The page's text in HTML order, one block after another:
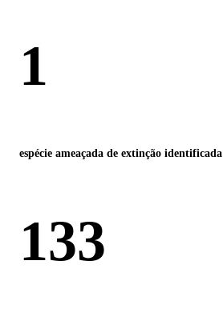
1
espécie ameaçada de extinção identificada
133